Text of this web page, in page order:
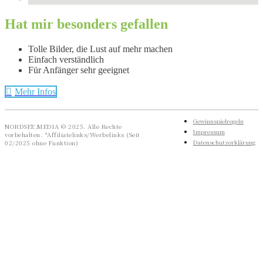
Hat mir besonders gefallen
Tolle Bilder, die Lust auf mehr machen
Einfach verständlich
Für Anfänger sehr geeignet
Mehr Infos
NORDSEE.MEDIA © 2025. Alle Rechte
vorbehalten. *Affiliatelinks/Werbelinks (Seit
02/2025 ohne Funktion)
Gewinnspielregeln
Impressum
Datenschutzerklärung